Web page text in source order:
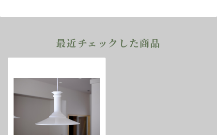
最近チェックした商品